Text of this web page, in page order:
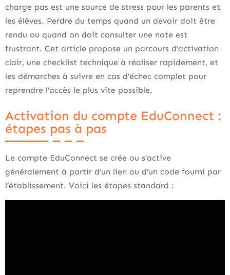
charge pas est une source de stress pour les parents et
les élèves. Perdre du temps quand un devoir doit être
rendu ou quand on doit consulter une note est
frustrant. Cet article propose un parcours d’activation
clair, une checklist technique à réaliser rapidement, et
les démarches à suivre en cas d’échec complet pour
reprendre l’accès le plus vite possible.
Activation du compte EduConnect :
étapes pas à pas
Le compte EduConnect se crée ou s’active
généralement à partir d’un lien ou d’un code fourni par
l’établissement. Voici les étapes standard :